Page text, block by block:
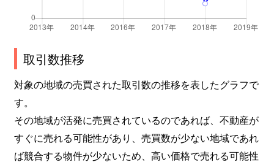
取引数推移
対象の地域の売買された取引数の推移を表したグラフで
す。
その地域が活発に売買されているのであれば、不動産が
すぐに売れる可能性があり、売買数が少ない地域であれ
ば競合する物件が少ないため、高い価格で売れる可能性